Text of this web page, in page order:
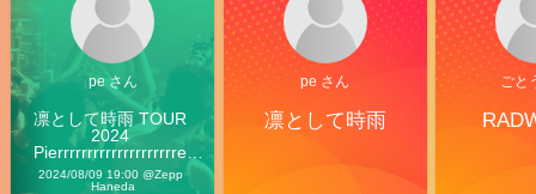
pe さん
凛として時雨 TOUR
2024
Pierrrrrrrrrrrrrrrrrrrre
Vibes
2024/08/09 19:00 @Zepp
Haneda
pe さん
凛として時雨
ごと